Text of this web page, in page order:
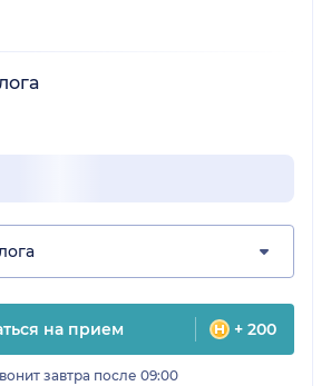
на прием + 200
завтра после 09:00